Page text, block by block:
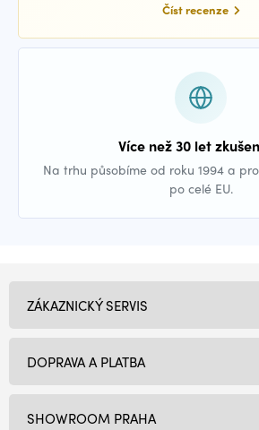
Číst recenze
Více než 30 let
Na trhu působíme od roku 1994 a
po celé EU.
SHOWROOM PRAHA
ZÁKAZNICKÝ SERVIS
DOPRAVA A PLATBA